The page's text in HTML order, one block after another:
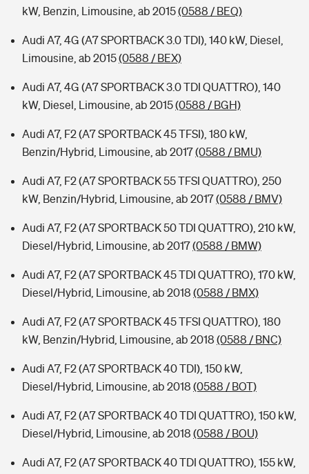
kW, Benzin, Limousine, ab 2015(0588 / BEQ)
Audi A7, 4G (A7 SPORTBACK 3.0 TDI), 140 kW, Diesel,
Limousine, ab 2015(0588 / BEX)
Audi A7, 4G (A7 SPORTBACK 3.0 TDI QUATTRO), 140
kW, Diesel, Limousine, ab 2015(0588 / BGH)
Audi A7, F2 (A7 SPORTBACK 45 TFSI), 180 kW,
Benzin/Hybrid, Limousine, ab 2017(0588 / BMU)
Audi A7, F2 (A7 SPORTBACK 55 TFSI QUATTRO), 250
kW, Benzin/Hybrid, Limousine, ab 2017(0588 / BMV)
Audi A7, F2 (A7 SPORTBACK 50 TDI QUATTRO), 210 kW,
Diesel/Hybrid, Limousine, ab 2017(0588 / BMW)
Audi A7, F2 (A7 SPORTBACK 45 TDI QUATTRO), 170 kW,
Diesel/Hybrid, Limousine, ab 2018 (0588 / BMX)
Audi A7, F2 (A7 SPORTBACK 45 TFSI QUATTRO), 180
kW, Benzin/Hybrid, Limousine, ab 2018 (0588 / BNC)
Audi A7, F2 (A7 SPORTBACK 40 TDI), 150 kW,
Diesel/Hybrid, Limousine, ab 2018 (0588 / BOT)
Audi A7, F2 (A7 SPORTBACK 40 TDI QUATTRO), 150 kW,
Diesel/Hybrid, Limousine, ab 2018 (0588 / BOU)
Audi A7, F2 (A7 SPORTBACK 40 TDI QUATTRO), 155 kW,